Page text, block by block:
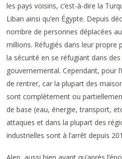
les pays voisins, c’est-à-dire la
Liban ainsi qu’en Égypte. Depuis
nombre de personnes déplacées
millions. Réfugiés dans leur propre
la sécurité en se réfugiant dans
gouvernemental. Cependant, pour
de rentrer, car la plupart des
sont complètement ou
de base (eau, énergie, transport,
attaques et dans la plupart des
industrielles sont à l’arrêt depuis